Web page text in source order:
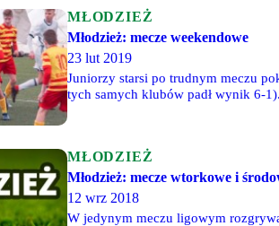
MŁODZIEŻ
Młodzież: mecze weekendowe
23 lut 2019
Juniorzy starsi po trudnym meczu
tych samych klubów padł wynik 6-
MŁODZIEŻ
Młodzież: mecze wtorkowe i
12 wrz 2018
W jedynym meczu ligowym